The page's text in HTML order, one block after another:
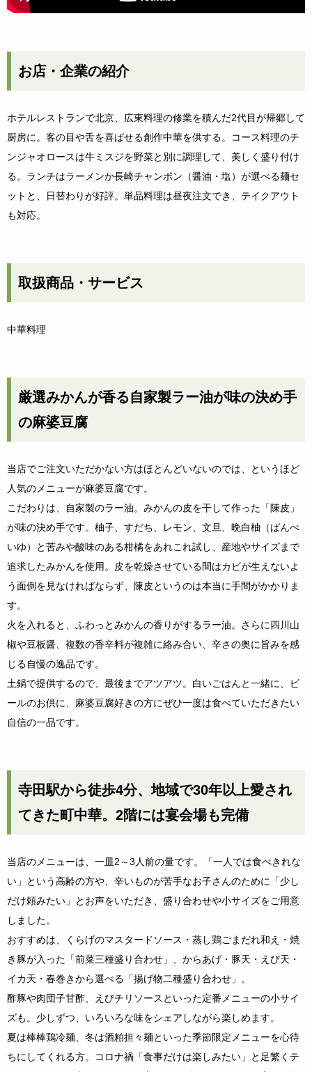
お店・企業の紹介
ホテルレストランで北京、広東料理の修業を積んだ2代目が帰郷して
厨房に。客の目や舌を喜ばせる創作中華を供する。コース料理のチ
ンジャオロースは牛ミスジを野菜と別に調理して、美しく盛り付け
る。ランチはラーメンか長崎チャンポン（醤油・塩）が選べる麺セ
ットと、日替わりが好評。単品料理は昼夜注文でき、テイクアウト
も対応。
取扱商品・サービス
中華料理
厳選みかんが香る自家製ラー油が味の決め手
の麻婆豆腐
当店でご注文いただかない方はほとんどいないのでは、というほど
人気のメニューが麻婆豆腐です。
こだわりは、自家製のラー油。みかんの皮を干して作った「陳皮」
が味の決め手です。柚子、すだち、レモン、文旦、晩白柚（ばんぺ
いゆ）と苦みや酸味のある柑橘をあれこれ試し、産地やサイズまで
追求したみかんを使用。皮を乾燥させている間はカビが生えないよ
う面倒を見なければならず、陳皮というのは本当に手間がかかりま
す。
火を入れると、ふわっとみかんの香りがするラー油。さらに四川山
椒や豆板醤、複数の香辛料が複雑に絡み合い、辛さの奥に旨みを感
じる自慢の逸品です。
土鍋で提供するので、最後までアツアツ。白いごはんと一緒に、ビ
ールのお供に、麻婆豆腐好きの方にぜひ一度は食べていただきたい
自信の一品です。
寺田駅から徒歩4分、地域で30年以上愛され
てきた町中華。2階には宴会場も完備
当店のメニューは、一皿2～3人前の量です。「一人では食べきれな
い」という高齢の方や、辛いものが苦手なお子さんのために「少し
だけ頼みたい」とお声をいただき、盛り合わせや小サイズをご用意
しました。
おすすめは、くらげのマスタードソース・蒸し鶏ごまだれ和え・焼
き豚が入った「前菜三種盛り合わせ」、からあげ・豚天・えび天・
イカ天・春巻きから選べる「揚げ物二種盛り合わせ」。
酢豚や肉団子甘酢、えびチリソースといった定番メニューの小サイ
ズも。少しずつ、いろいろな味をシェアしながら楽しめます。
夏は棒棒鶏冷麺、冬は酒粕担々麺といった季節限定メニューを心待
ちにしてくれる方。コロナ禍「食事だけは楽しみたい」と足繁くテ